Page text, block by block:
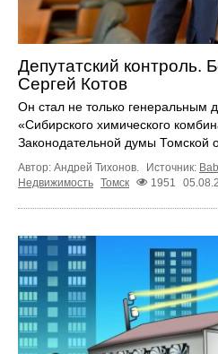
Депутатский контроль.
Сергей Котов
Он стал не только генеральным
«Сибирского химического
Законодательной думы Томской
Автор: Андрей Тихонов. Источник:
Недвижимость Томск 1951